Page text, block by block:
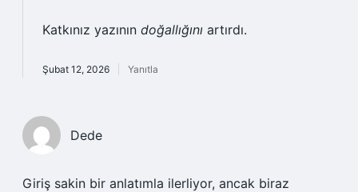
Katkınız yazının doğallığını artırdı.
Şubat 12, 2026 Yanıtla
Dede
Giriş sakin bir anlatımla ilerliyor, ancak biraz